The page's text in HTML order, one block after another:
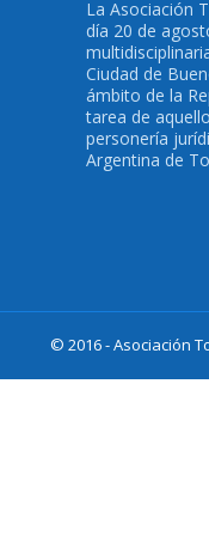
La Asociación
día 20 de
Ciudad de
ámbito de la
tarea de
personería
Argentina de
© 2016 - Asociación